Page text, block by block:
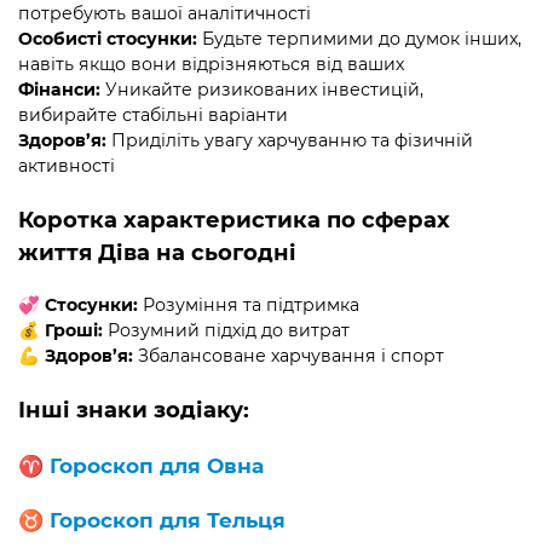
потребують вашої аналітичності
Особисті стосунки: Будьте терпимими до думок інших,
навіть якщо вони відрізняються від ваших
Фінанси: Уникайте ризикованих інвестицій,
вибирайте стабільні варіанти
Здоров’я: Приділіть увагу харчуванню та фізичній
активності
Коротка характеристика по сферах
життя Діва на сьогодні
💞 Стосунки: Розуміння та підтримка
💰 Гроші: Розумний підхід до витрат
💪 Здоров’я: Збалансоване харчування і спорт
Інші знаки зодіаку:
♈️ Гороскоп для Овна
♉️ Гороскоп для Тельця